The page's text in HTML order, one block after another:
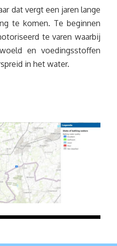
dat vergt een jaren lange
te komen. Te beginnen
te varen waarbij
en voedingsstoffen
in het water.